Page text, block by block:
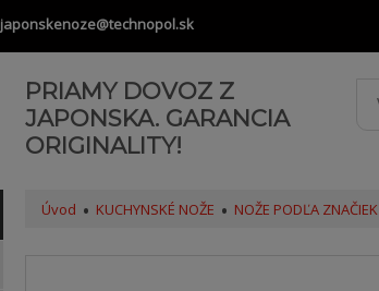
japonskenoze@technopol.sk
PRIAMY DOVOZ Z
JAPONSKA. GARANCIA
ORIGINALITY!
Úvod KUCHYNSKÉ NOŽE NOŽE PODĽA ZNAČIEK